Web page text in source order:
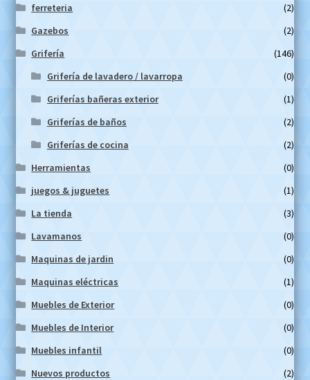
ferreteria
(2)
Gazebos
(2)
Grifería
(146)
Grifería de lavadero / lavarropa
(0)
Griferías bañeras exterior
(1)
Griferías de baños
(2)
Griferías de cocina
(2)
Herramientas
(0)
juegos & juguetes
(1)
La tienda
(3)
Lavamanos
(0)
Maquinas de jardin
(0)
Maquinas eléctricas
(1)
Muebles de Exterior
(0)
Muebles de Interior
(0)
Muebles infantil
(0)
Nuevos productos
(2)